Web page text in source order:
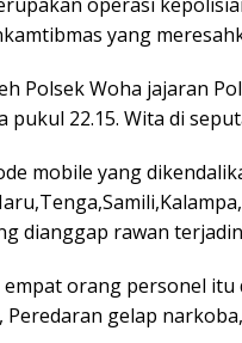
yang
Polsek Woha jajaran
pukul 22.15. Wita di
mobile yang
dianggap rawan
orang personel
Peredaran gelap